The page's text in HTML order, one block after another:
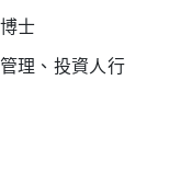
士
理、投資人行